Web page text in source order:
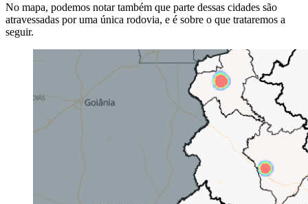
No mapa, podemos notar também que parte dessas cidades são
atravessadas por uma única rodovia, e é sobre o que trataremos a
seguir.